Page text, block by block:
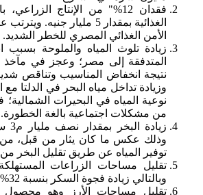
فقدان 12%" من الإنتاج
الغذائية بمقدار 5 مليار
الأمن الغذائي المصري للخطر الشديد.
زيادة تلوث المياه والملوحة بسبب
المتدفقة إلى مصر؛ وعجز في
نتيجة انخفاض المناسيب وتناقص
وزيادة تداخل مياه البحر في الدلتا مع
نوعية المياه في البحيرات
من مشكلات اجتماعية بالغة الخطورة.
وذلك عكس ما كان يثار من قبل،
توفير المياه عن طريق تقليل البخر
تقليل مساحات الزراعات
وبالتالي زيادة فجوة السكر بنسبة 32%.
تقليل مساحات الأرز وهو محصول